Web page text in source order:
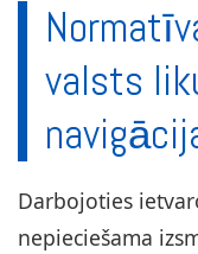
valsts
Darbojoties
nepieciešama